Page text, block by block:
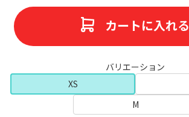
カートに入れる
バリエーション
XS
M